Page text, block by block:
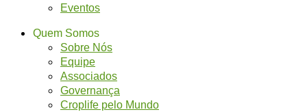
Eventos
Quem Somos
Sobre Nós
Equipe
Associados
Governança
Croplife pelo Mundo